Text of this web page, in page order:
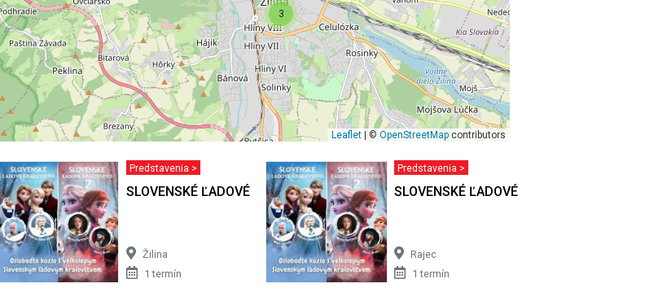
3
Leaflet | ©OpenStreetMap contributors
Predstavenia >
SLOVENSKÉ ĽADOVÉ KRÁĽOVSTVO
Žilina
1 termín
Predstavenia >
SLOVENSKÉ ĽADOVÉ KRÁĽOVSTVO
Rajec
1 termín